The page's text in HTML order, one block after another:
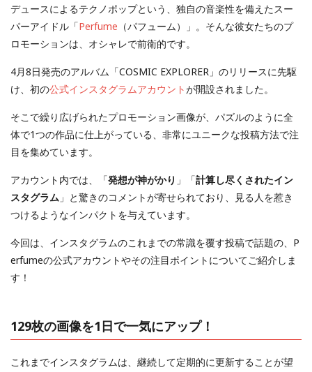
デュースによるテクノポップという、独自の音楽性を備えたスー
パーアイドル「Perfume （パフューム）」。そんな彼女たちのプ
ロモーションは、オシャレで前衛的です。
4月8日発売のアルバム「COSMIC EXPLORER」のリリースに先駆
け、初の公式インスタグラムアカウントが開設されました。
そこで繰り広げられたプロモーション画像が、パズルのように全
体で1つの作品に仕上がっている、非常にユニークな投稿方法で注
目を集めています。
アカウント内では、「発想が神がかり 」「計算し尽くされたイン
スタグラム 」と驚きのコメントが寄せられており、見る人を惹き
つけるようなインパクトを与えています。
今回は、インスタグラムのこれまでの常識を覆す投稿で話題の、P
erfumeの公式アカウントやその注目ポイントについてご紹介しま
す！
129枚の画像を1日で一気にアップ！
これまでインスタグラムは、継続して定期的に更新することが望